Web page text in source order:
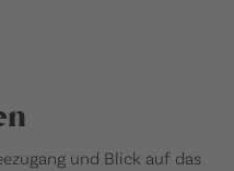
und Blick auf das